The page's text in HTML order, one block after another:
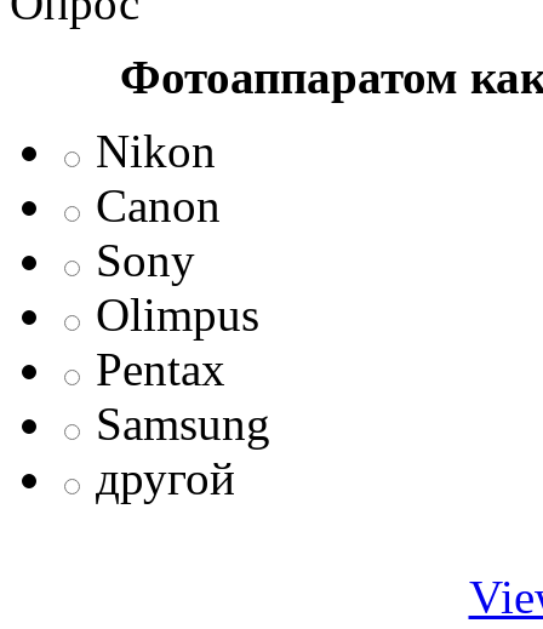
Фотоаппаратом
Nikon
Canon
Sony
Olimpus
Pentax
Samsung
другой